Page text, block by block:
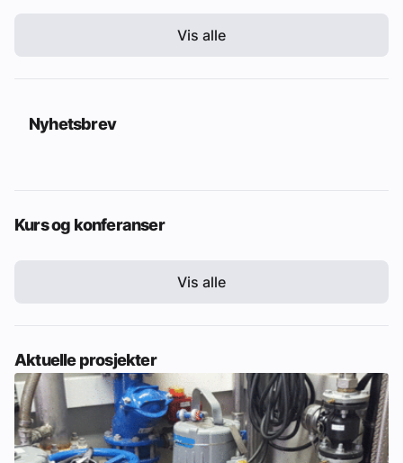
Vis alle
Nyhetsbrev
Kurs og konferanser
Vis alle
Aktuelle prosjekter